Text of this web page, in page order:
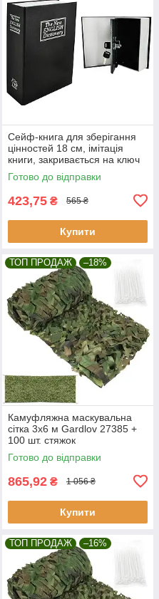
Сейф-книга для зберігання
цінностей 18 см, імітація
книги, закривається на ключ
Malatec 6148
Готово до відправки
423,75 ₴ 565 ₴
Купити
ТОП ПРОДАЖ –18%
Камуфляжна маскувальна
сітка 3x6 м Gardlov 27385 +
100 шт. стяжок
Готово до відправки
865,92 ₴ 1 056 ₴
Купити
ТОП ПРОДАЖ –16%